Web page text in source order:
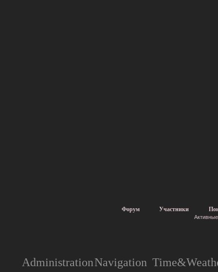
Форум Участники
AdministrationNavigation